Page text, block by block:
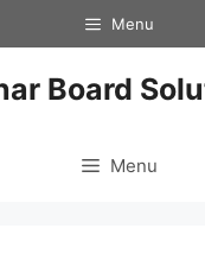
Menu
Board
Menu